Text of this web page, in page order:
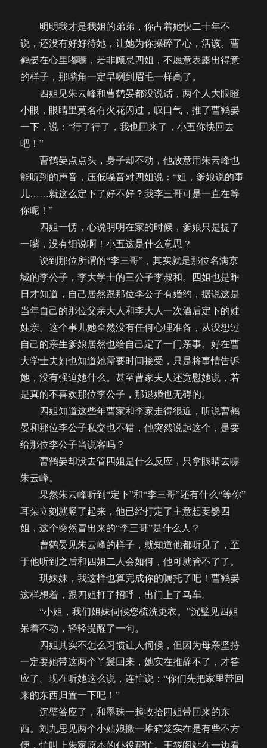
明明我才是我姐的弟弟，你占着她快二十年不
说，还没有好好待她，让她为你操碎了心，活该。曹
鹤晏在心里嘟囔，若非顾忌四姐，不愿意表露出得意
的样子，那嘴角一定早咧到眉毛一样高了。
四姐见朱云峰和曹鹤晏都没说话，两个人大眼瞪
小眼，眼睛里莫名有火花闪过，叹口气，推了曹鹤晏
一下，说：“行了行了，我也回来了，小五你快回去
吧！”
曹鹤晏点点头，身子却不动，他故意用朱云峰也
能听到的声音，压低嗓音对四姐说：“姐，爹娘说的事
儿……就这么定下了好不好？我李三哥可是一直在等
你呢！”
四姐一愣，心说明明在家的时候，爹娘只是提了
一嘴，没有细说啊！小五这是什么意思？
说到那位所谓的“李三哥”，其实就是那位名满京
城的李公子，李大学士的三公子李叔和。四姐也是昨
日才知道，自己居然跟那位李公子有婚约，据说这是
当年自己的那位父亲大人和李大人一次酒后定下的娃
娃亲。这个事儿她全然没有任何心理准备，从没想过
自己的亲生爹娘居然也给自己定了一门亲事。好在曹
大学士夫妇也知道她需要时间接受，只是将事情告诉
她，没有强迫她什么。甚至曹家夫人还宽慰她说，若
是真的不喜欢那位李公子，那退婚也无碍的。
四姐知道这些年曹家和李家走得很近，听说曹鹤
晏和那位李公子私交也不错，他突然说起这个，是要
给那位李公子当说客吗？
曹鹤晏却没去管四姐是什么反应，只拿眼睛去瞟
朱云峰。
果然朱云峰听到“定下”和“李三哥”还有什么“等你”
耳朵立刻就竖了起来，他已经打定了主意想要娶四
姐，这个突然冒出来的“李三哥”是什么人？
曹鹤晏见朱云峰的样子，就知道他都听见了，至
于他听到之后和四姐二人会如何，他可就管不了了。
琪妹妹，我这样也算完成你的嘱托了吧！曹鹤晏
这样想着，跟四姐打了招呼，出门上了马车。
“小姐，我们姐妹伺候您梳洗更衣。”沉璧见四姐
呆着不动，轻轻提醒了一句。
四姐其实不怎么习惯让人伺候，但因为母亲坚持
一定要她带这两个丫鬟回来，她实在推辞不了，才答
应了。现在听她这么说，连忙说：“你们先把家里带回
来的东西归置一下吧！”
沉璧答应了，和墨珠一起收拾四姐带回来的东
西。刘九思见两个小姑娘搬一堆箱笼实在是有些不方
便，忙叫上朱家原本的仆役帮忙。王筱阁站在一边看